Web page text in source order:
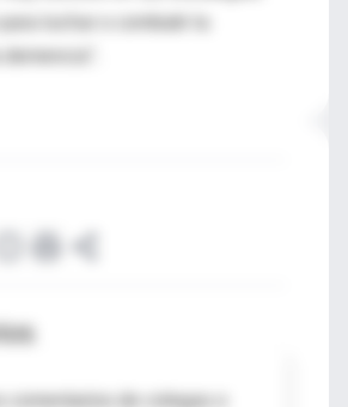
comentarios de colegas o